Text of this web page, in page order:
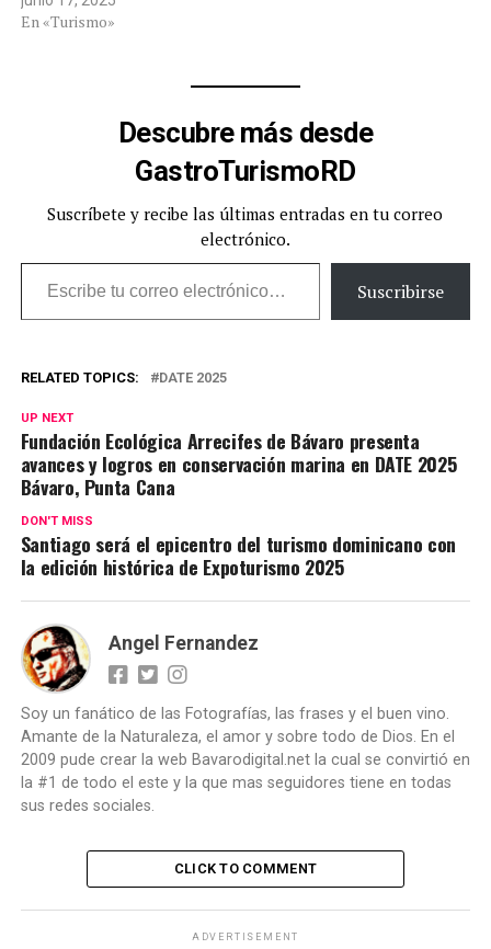
En «Turismo»
Descubre más desde
GastroTurismoRD
Suscríbete y recibe las últimas entradas en tu correo
electrónico.
Escribe tu correo electrónico…
Suscribirse
RELATED TOPICS: DATE 2025
UP NEXT
Fundación Ecológica Arrecifes de Bávaro presenta
avances y logros en conservación marina en DATE 2025
Bávaro, Punta Cana
DON'T MISS
Santiago será el epicentro del turismo dominicano con
la edición histórica de Expoturismo 2025
Angel Fernandez
Soy un fanático de las Fotografías, las frases y el buen vino.
Amante de la Naturaleza, el amor y sobre todo de Dios. En el
2009 pude crear la web Bavarodigital.net la cual se convirtió en
la #1 de todo el este y la que mas seguidores tiene en todas
sus redes sociales.
CLICK TO COMMENT
ADVERTISEMENT